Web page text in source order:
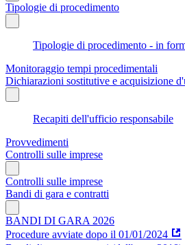
Tipologie di procedimento
Tipologie di procedimento - in
Monitoraggio tempi procedimentali
Dichiarazioni sostitutive e acquisizione
Recapiti dell'ufficio responsabile
Provvedimenti
Controlli sulle imprese
Controlli sulle imprese
Bandi di gara e contratti
BANDI DI GARA 2026
Procedure avviate dopo il 01/01/2024